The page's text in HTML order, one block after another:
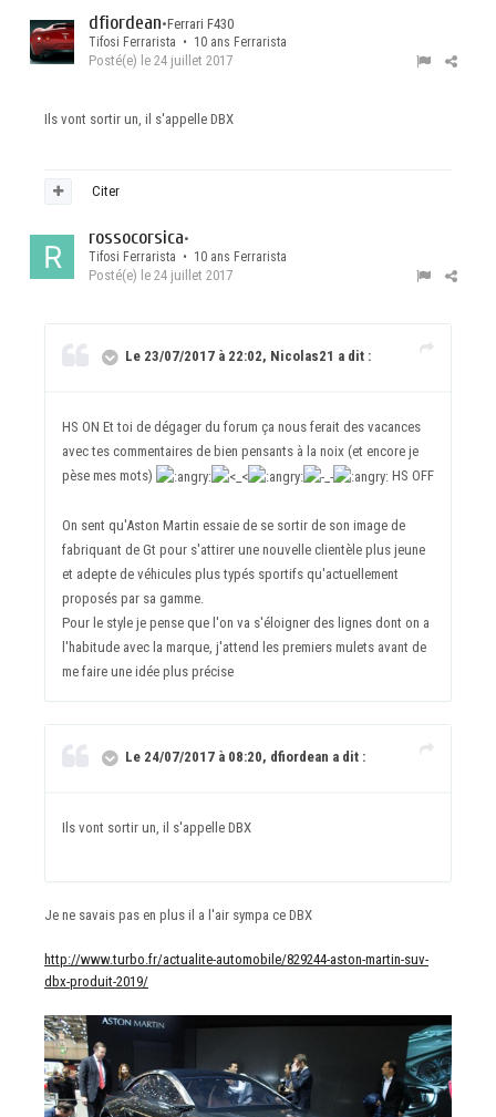
dfiordean•Ferrari F430
Tifosi Ferrarista • 10 ans Ferrarista
Posté(e) le 24 juillet 2017
Ils vont sortir un, il s'appelle DBX
Citer
rossocorsica•
Tifosi Ferrarista • 10 ans Ferrarista
Posté(e) le 24 juillet 2017
Le 23/07/2017 à 22:02, Nicolas21 a dit :
HS ON Et toi de dégager du forum ça nous ferait des vacances
avec tes commentaires de bien pensants à la noix (et encore je
pèse mes mots)
HS OFF
On sent qu'Aston Martin essaie de se sortir de son image de
fabriquant de Gt pour s'attirer une nouvelle clientèle plus jeune
et adepte de véhicules plus typés sportifs qu'actuellement
proposés par sa gamme.
Pour le style je pense que l'on va s'éloigner des lignes dont on a
l'habitude avec la marque, j'attend les premiers mulets avant de
me faire une idée plus précise
Le 24/07/2017 à 08:20, dfiordean a dit :
Ils vont sortir un, il s'appelle DBX
Je ne savais pas en plus il a l'air sympa ce DBX
http://www.turbo.fr/actualite-automobile/829244-aston-martin-suv-
dbx-produit-2019/